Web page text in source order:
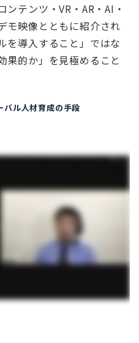
テンツ・VR・AR・AI・
モ映像とともに紹介され
を導入すること」ではな
果的か」を見極めること
ル人材育成の手段